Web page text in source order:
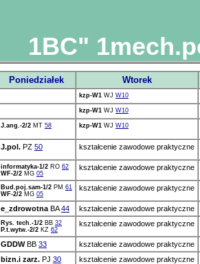
1BC"
Poniedziałek Wtorek
kzp-W1 WJ W10
kzp-W1 WJ W10
J.ang.-2/2 MT 58 kzp-W1 WJ W10
J.pol. PZ 50 kształcenie zawodowe praktyczne
informatyka-1/2 RO 62
WF-2/2 MG 05
kształcenie zawodowe praktyczne
Bud.poj.sam-1/2 PM 61
WF-2/2 MG 05
kształcenie zawodowe praktyczne
e_zdrowotna BA 44 kształcenie zawodowe praktyczne
Rys. tech.-1/2 BB 32
P.t.wytw.-2/2 KZ 62
kształcenie zawodowe praktyczne
GDDW BB 33 kształcenie zawodowe praktyczne
bizn.i zarz. PJ 30 kształcenie zawodowe praktyczne